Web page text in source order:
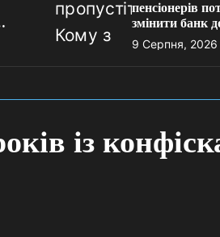
пенсіонерів
змінити банк
вересня
9 Серпня, 2026
із